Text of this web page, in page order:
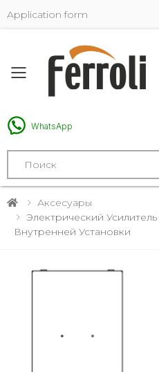
Application form
Toggle mobile
WhatsApp
Search
Аксесуары
Электрический
Внутренней Установки